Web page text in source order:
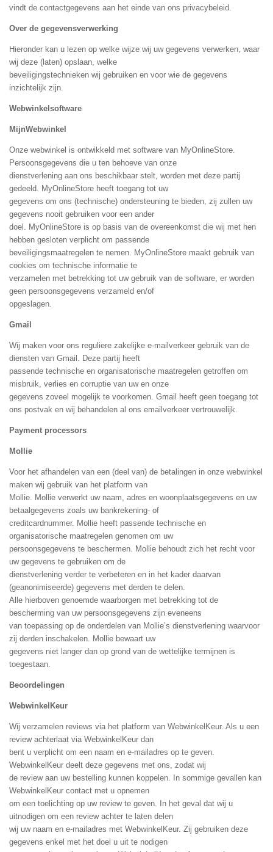
vindt de contactgegevens aan het einde van ons privacybeleid.
Over de gegevensverwerking
Hieronder kan u lezen op welke wijze wij uw gegevens verwerken, waar
wij deze (laten) opslaan, welke
beveiligingstechnieken wij gebruiken en voor wie de gegevens
inzichtelijk zijn.
Webwinkelsoftware
MijnWebwinkel
Onze webwinkel is ontwikkeld met software van MyOnlineStore.
Persoonsgegevens die u ten behoeve van onze
dienstverlening aan ons beschikbaar stelt, worden met deze partij
gedeeld. MyOnlineStore heeft toegang tot uw
gegevens om ons (technische) ondersteuning te bieden, zij zullen uw
gegevens nooit gebruiken voor een ander
doel. MyOnlineStore is op basis van de overeenkomst die wij met hen
hebben gesloten verplicht om passende
beveiligingsmaatregelen te nemen. MyOnlineStore maakt gebruik van
cookies om technische informatie te
verzamelen met betrekking tot uw gebruik van de software, er worden
geen persoonsgegevens verzameld en/of
opgeslagen.
Gmail
Wij maken voor ons reguliere zakelijke e-mailverkeer gebruik van de
diensten van Gmail. Deze partij heeft
passende technische en organisatorische maatregelen getroffen om
misbruik, verlies en corruptie van uw en onze
gegevens zoveel mogelijk te voorkomen. Gmail heeft geen toegang tot
ons postvak en wij behandelen al ons emailverkeer vertrouwelijk.
Payment processors
Mollie
Voor het afhandelen van een (deel van) de betalingen in onze webwinkel
maken wij gebruik van het platform van
Mollie. Mollie verwerkt uw naam, adres en woonplaatsgegevens en uw
betaalgegevens zoals uw bankrekening- of
creditcardnummer. Mollie heeft passende technische en
organisatorische maatregelen genomen om uw
persoonsgegevens te beschermen. Mollie behoudt zich het recht voor
uw gegevens te gebruiken om de
dienstverlening verder te verbeteren en in het kader daarvan
(geanonimiseerde) gegevens met derden te delen.
Alle hierboven genoemde waarborgen met betrekking tot de
bescherming van uw persoonsgegevens zijn eveneens
van toepassing op de onderdelen van Mollie’s dienstverlening waarvoor
zij derden inschakelen. Mollie bewaart uw
gegevens niet langer dan op grond van de wettelijke termijnen is
toegestaan.
Beoordelingen
WebwinkelKeur
Wij verzamelen reviews via het platform van WebwinkelKeur. Als u een
review achterlaat via WebwinkelKeur dan
bent u verplicht om een naam en e-mailadres op te geven.
WebwinkelKeur deelt deze gegevens met ons, zodat wij
de review aan uw bestelling kunnen koppelen. In sommige gevallen kan
WebwinkelKeur contact met u opnemen
om een toelichting op uw review te geven. In het geval dat wij u
uitnodigen om een review achter te laten delen
wij uw naam en e-mailadres met WebwinkelKeur. Zij gebruiken deze
gegevens enkel met het doel u uit te nodigen